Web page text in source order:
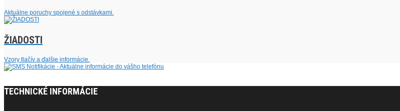
Aktuálne poruchy spojené s odstávkami.
ŽIADOSTI
Vzory tlačív a ďalšie informácie.
TECHNICKÉ INFORMÁCIE